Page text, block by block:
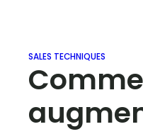
SALES TECHNIQUES